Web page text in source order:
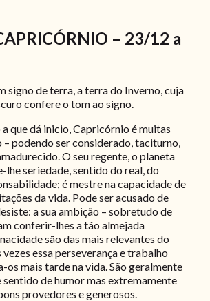
– 23/12 a
signo de terra, a terra do Inverno, cuja
confere o tom ao signo.
que dá inicio, Capricórnio é muitas
– podendo ser considerado, taciturno,
O seu regente, o planeta
lhe seriedade, sentido do real, do
é mestre na capacidade de
da vida. Pode ser acusado de
a sua ambição – sobretudo de
conferir-lhes a tão almejada
são das mais relevantes do
essa perseverança e trabalho
os mais tarde na vida. São geralmente
sentido de humor mas extremamente
provedores e generosos.